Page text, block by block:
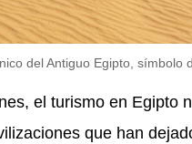
del Antiguo Egipto, símbolo
el turismo en Egipto
que han